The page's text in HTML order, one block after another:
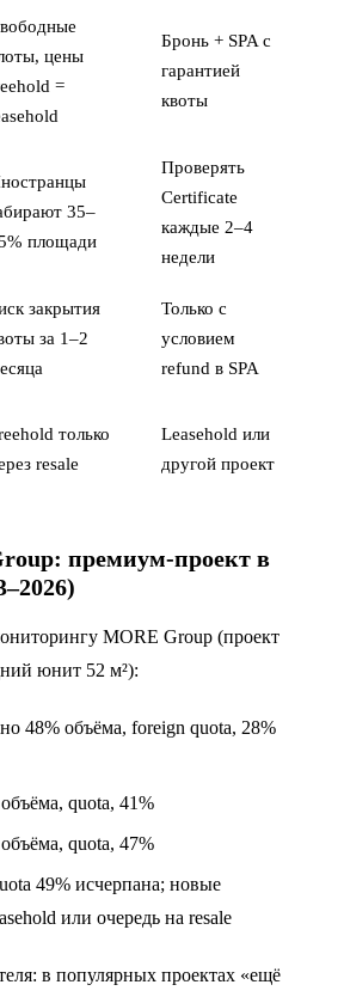
цены
=
Бронь + SPA с
гарантией
квоты
35–
площади
Проверять
Certificate
каждые 2–4
недели
закрытия
за 1–2
Только с
условием
refund в SPA
только
resale
Leasehold или
другой проект
премиум-проект в
MORE Group (проект
юнит 52 м²):
48% объёма, foreign quota, 28%
quota, 41%
quota, 47%
49% исчерпана; новые
или очередь на resale
в популярных проектах «ещё